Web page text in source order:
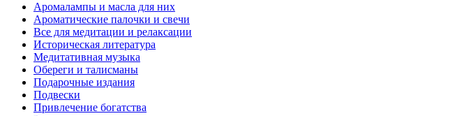
Аромалампы и масла для них
Ароматические палочки и свечи
Все для медитации и релаксации
Историческая литература
Медитативная музыка
Обереги и талисманы
Подарочные издания
Подвески
Привлечение богатства